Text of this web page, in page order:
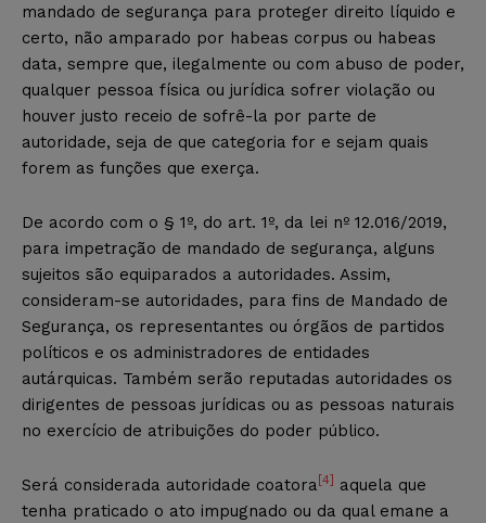
mandado de segurança para proteger direito líquido e
certo, não amparado por habeas corpus ou habeas
data, sempre que, ilegalmente ou com abuso de poder,
qualquer pessoa física ou jurídica sofrer violação ou
houver justo receio de sofrê-la por parte de
autoridade, seja de que categoria for e sejam quais
forem as funções que exerça.
De acordo com o § 1º, do art. 1º, da lei nº 12.016/2019,
para impetração de mandado de segurança, alguns
sujeitos são equiparados a autoridades. Assim,
consideram-se autoridades, para fins de Mandado de
Segurança, os representantes ou órgãos de partidos
políticos e os administradores de entidades
autárquicas. Também serão reputadas autoridades os
dirigentes de pessoas jurídicas ou as pessoas naturais
no exercício de atribuições do poder público.
Será considerada autoridade coatora [4]
aquela que
tenha praticado o ato impugnado ou da qual emane a